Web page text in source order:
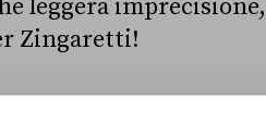
leggera
Zingaretti!